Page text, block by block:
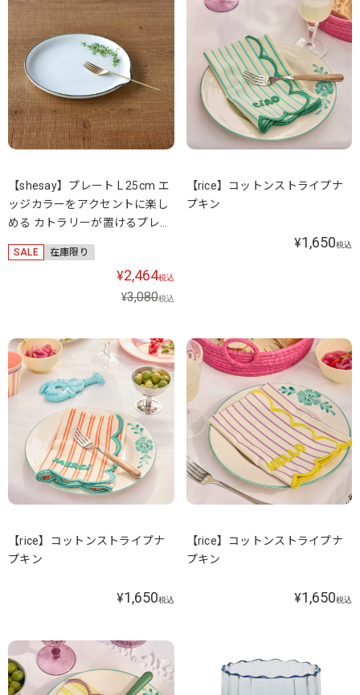
【shesay】プレート L 25cm エ
ッジカラーをアクセントに楽し
める カトラリーが置けるプレー
ト
SALE 在庫限り
¥2,464税込
¥3,080税込
【rice】コットンストライプナ
プキン
¥1,650税込
【rice】コットンストライプナ
プキン
¥1,650税込
【rice】コットンストライプナ
プキン
¥1,650税込